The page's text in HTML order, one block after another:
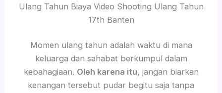
Ulang Tahun Biaya Video Shooting Ulang Tahun
17th Banten
Momen ulang tahun adalah waktu di mana
keluarga dan sahabat berkumpul dalam
kebahagiaan. Oleh karena itu, jangan biarkan
kenangan tersebut pudar begitu saja tanpa